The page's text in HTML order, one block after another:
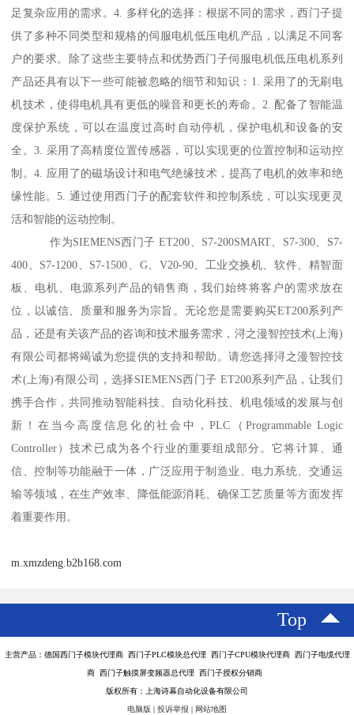
足复杂应用的需求。4. 多样化的选择：根据不同的需求，西门子提
供了多种不同类型和规格的伺服电机低压电机产品，以满足不同客
户的要求。除了这些主要特点和优势西门子伺服电机低压电机系列
产品还具有以下一些可能被忽略的细节和知识：1. 采用了的无刷电
机技术，使得电机具有更低的噪音和更长的寿命。2. 配备了智能温
度保护系统，可以在温度过高时自动停机，保护电机和设备的安
全。3. 采用了高精度位置传感器，可以实现更的位置控制和运动控
制。4. 应用了的磁场设计和电气绝缘技术，提髙了电机的效率和绝
缘性能。5. 通过使用西门子的配套软件和控制系统，可以实现更灵
活和智能的运动控制。
作为SIEMENS西门子 ET200、S7-200SMART、S7-300、S7-
400、S7-1200、S7-1500、G、V20-90、工业交换机、软件、精智面
板、电机、电源系列产品的销售商，我们始终将客户的需求放在
位，以诚信、质量和服务为宗旨。无论您是需要购买ET200系列产
品，还是有关该产品的咨询和技术服务需求，浔之漫智控技术(上海)
有限公司都将竭诚为您提供的支持和帮助。请您选择浔之漫智控技
术(上海)有限公司，选择SIEMENS西门子 ET200系列产品，让我们
携手合作，共同推动智能科技、自动化科技、机电领域的发展与创
新！在当今高度信息化的社会中，PLC（Programmable Logic
Controller）技术已成为各个行业的重要组成部分。它将计算、通
信、控制等功能融于一体，广泛应用于制造业、电力系统、交通运
输等领域，在生产效率、降低能源消耗、确保工艺质量等方面发挥
着重要作用。
m.xmzdeng.b2b168.com
Top
主营产品：德国西门子模块代理商 西门子PLC模块总代理 西门子CPU模块代理商 西门子电缆代理
商 西门子触摸屏变频器总代理 西门子授权分销商
版权所有：上海诗幕自动化设备有限公司
电脑版 | 投诉举报 | 网站地图